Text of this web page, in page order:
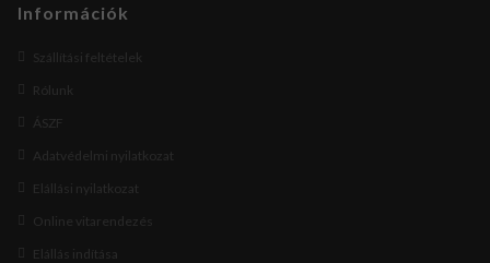
Információk
Szállítási feltételek
Rólunk
ÁSZF
Adatvédelmi nyilatkozat
Elállási nyilatkozat
Online vitarendezés
Elállás indítása